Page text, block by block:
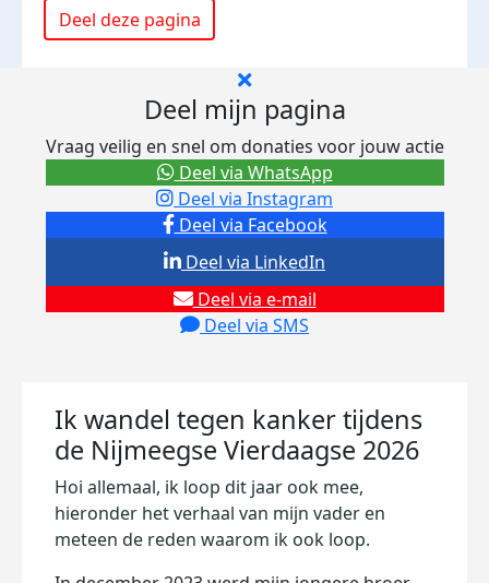
Deel deze pagina
Deel mijn pagina
Vraag veilig en snel om donaties voor jouw actie
Deel via Facebook
Deel via Instagram
Deel via e-mail
Deel via SMS
Deel via LinkedIn
Deel via WhatsApp
Ik wandel tegen kanker tijdens
de Nijmeegse Vierdaagse 2026
Hoi allemaal, ik loop dit jaar ook mee,
hieronder het verhaal van mijn vader en
meteen de reden waarom ik ook loop.